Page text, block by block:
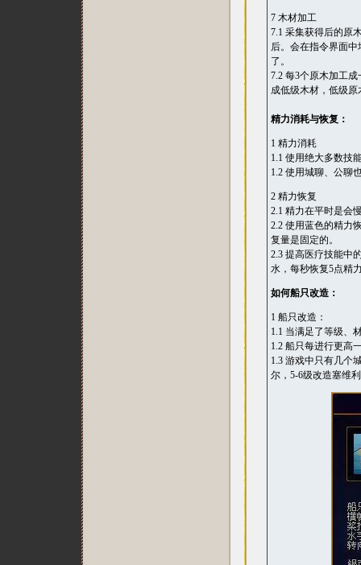
7 木材加工
7.1 采集获得后的原
后。会在指令界面
了。
7.2 每3个原木加工
成低级木材，低级
精力消耗与恢复：
1 精力消耗
1.1 使用绝大多数技
1.2 使用城聊、公聊
2 精力恢复
2.1 精力在平时是会
2.2 使用蓝色的精力
复量是固定的。
2.3 提高医疗技能中
水，每秒恢复5点精
如何船只改造：
1 船只改造：
1.1 当满足了等级、
1.2 船只每进行更高
1.3 游戏中只有几个
尔，5-6级改造塞维